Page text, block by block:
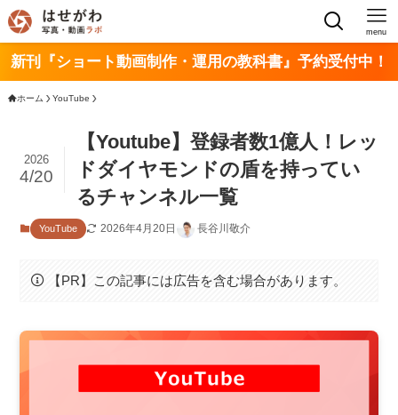
menu
新刊『ショート動画制作・運用の教科書』予約受付中！
ホーム YouTube
【Youtube】登録者数1億人！レッ
ドダイヤモンドの盾を持ってい
るチャンネル一覧
2026
4/20
YouTube 2026年4月20日 長谷川敬介
【PR】この記事には広告を含む場合があります。